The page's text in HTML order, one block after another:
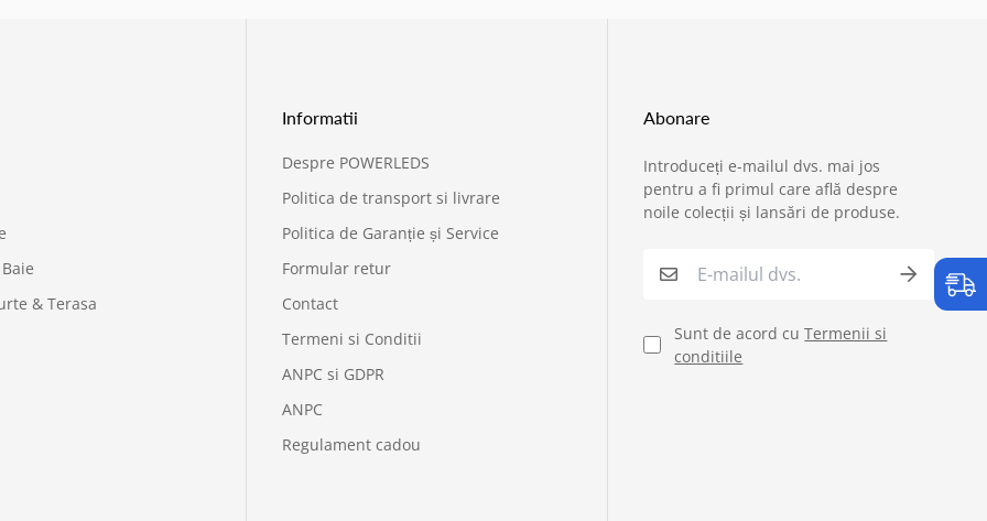
& Terasa
Informatii
Despre POWERLEDS
Politica de transport si livrare
Politica de Garanție și Service
Formular retur
Contact
Termeni si Conditii
ANPC si GDPR
ANPC
Regulament cadou
Abonare
Introduceți e-mailul dvs. mai jos
pentru a fi primul care află despre
noile colecții și lansări de produse.
Sunt de acord cuTermenii si
conditiile
Service si garantii
Verificare status comandă